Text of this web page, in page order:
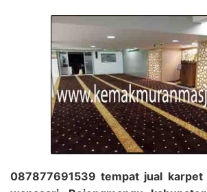
087877691539 tempat jual karpet